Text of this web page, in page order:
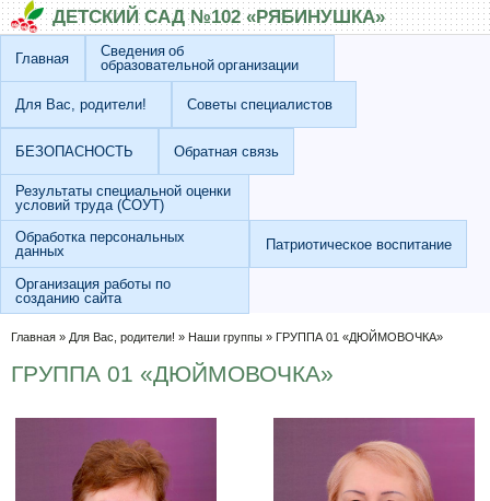
Перейти к основному содержанию
Skip to searchДЕТСКИЙ САД №102 «РЯБИНУШКА»
Главная
Сведения об
образовательной организации
Для Вас, родители! Советы специалистов
БЕЗОПАСНОСТЬ Обратная связь
Результаты специальной оценки
условий труда (СОУТ)
Обработка персональных
данных
Патриотическое воспитание
Организация работы по
созданию сайта
Вы здесь
Главная » Для Вас, родители! » Наши группы » ГРУППА 01 «ДЮЙМОВОЧКА»
ГРУППА 01 «ДЮЙМОВОЧКА»